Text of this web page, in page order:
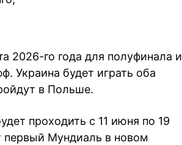
2026-го года для полуфинала и
Украина будет играть оба
в Польше.
проходить с 11 июня по 19
Мундиаль в новом